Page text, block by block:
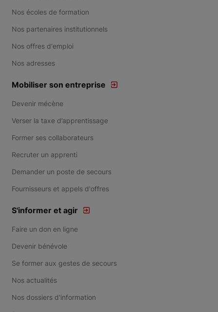
Nos écoles de formation
Nos partenaires institutionnels
Nos offres d'emploi
Nos adresses
Mobiliser son entreprise
Devenir mécène
Verser la taxe d’apprentissage
Former ses collaborateurs
Recruter un apprenti
Demander un poste de secours
Fournisseurs et appels d'offres
S'informer et agir
Faire un don en ligne
Devenir bénévole
Se former aux gestes de secours
Nos actualités
Nos dossiers d'information